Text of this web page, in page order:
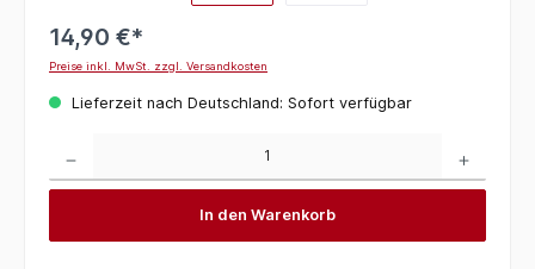
14,90 €*
Preise inkl. MwSt. zzgl. Versandkosten
Lieferzeit nach Deutschland: Sofort verfügbar
In den Warenkorb